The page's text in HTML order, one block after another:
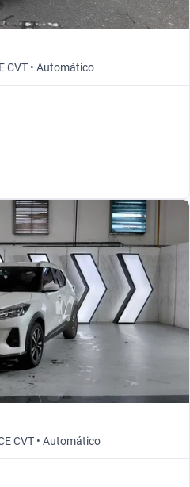
CVT • Automático
CVT • Automático